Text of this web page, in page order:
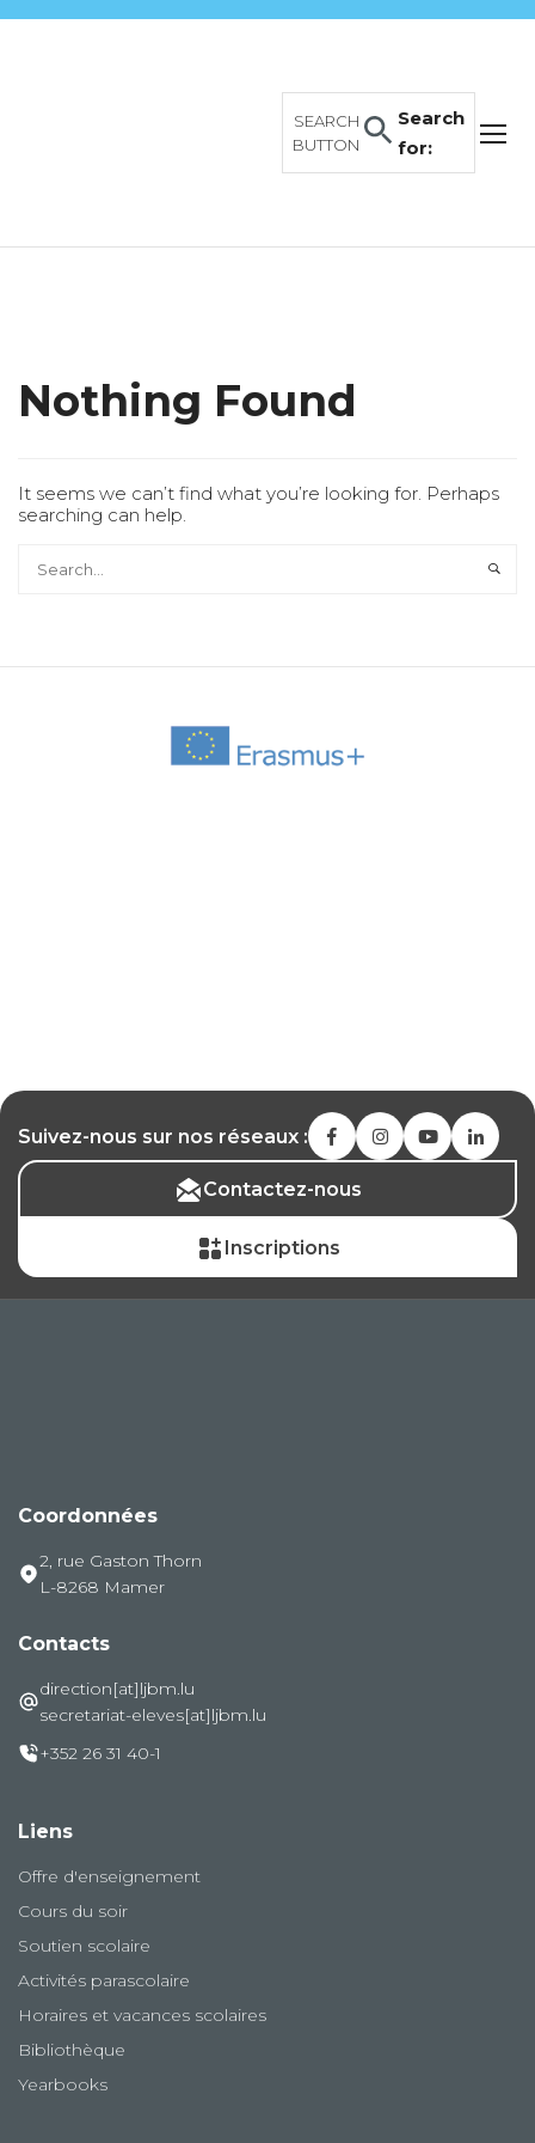
Search
for:
SEARCH
BUTTON
Nothing Found
It seems we can’t find what you’re looking for. Perhaps
searching can help.
Suivez-nous sur nos réseaux :
Contactez-nous
Inscriptions
Coordonnées
2, rue Gaston Thorn
L-8268 Mamer
Contacts
direction[at]ljbm.lu
secretariat-eleves[at]ljbm.lu
+352 26 31 40-1
Liens
Offre d'enseignement
Cours du soir
Soutien scolaire
Activités parascolaire
Horaires et vacances scolaires
Bibliothèque
Yearbooks